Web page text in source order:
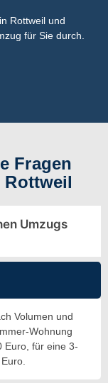
Rottweil und
für Sie durch.
Fragen
Rottweil
Umzugs
Volumen und
Wohnung
Euro, für eine 3-